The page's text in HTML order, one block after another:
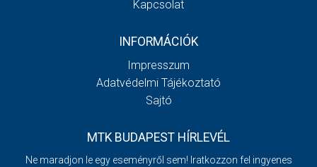
Kapcsolat
INFORMÁCIÓK
Impresszum
Adatvédelmi Tájékoztató
Sajtó
MTK BUDAPEST HÍRLEVÉL
Ne maradjon le egy eseményről sem! Iratkozzon fel ingyenes